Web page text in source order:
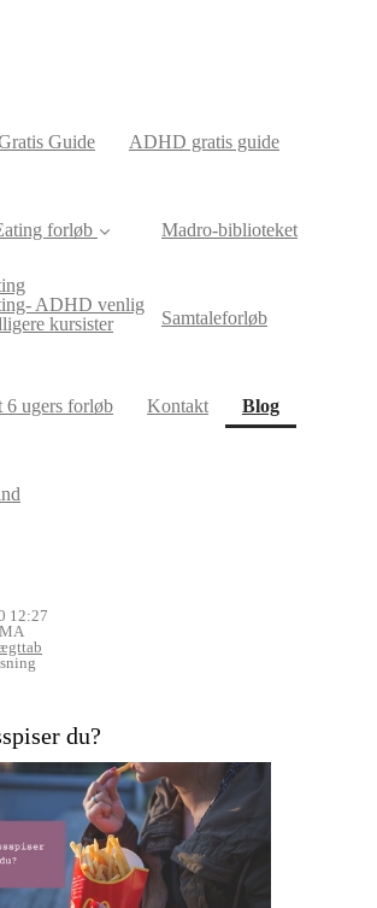
Guide ADHD gratis guide
forløb
ADHD venlig
kursister
Madro-biblioteket
Samtaleforløb
6 ugers forløb Kontakt Blog(current)
12:27
du?